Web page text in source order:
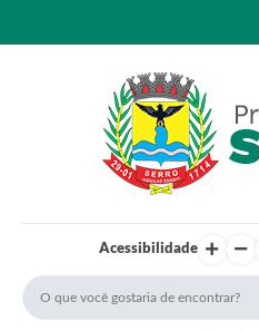
Acessibilidade